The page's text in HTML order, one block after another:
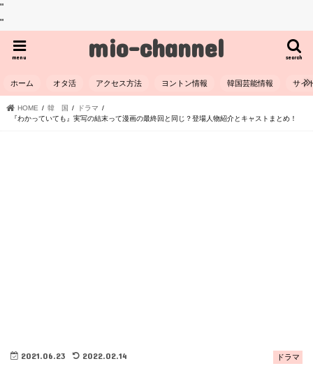
"
"
mio-channel search
menu
ホーム オタ活 アクセス方法 ヨントン情報 韓国芸能情報 サイ
HOME 韓 国
ドラマ
『わかっていても』実写の結末って漫画の最終回と同じ？登場人物紹介とキャストまとめ！
ドラマ
2021.06.23 2022.02.14